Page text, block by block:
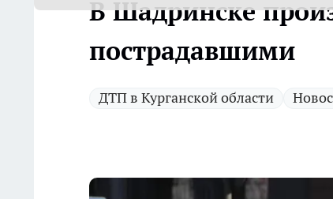
В Шадринске
пострадавшими
ДТП в Курганской области